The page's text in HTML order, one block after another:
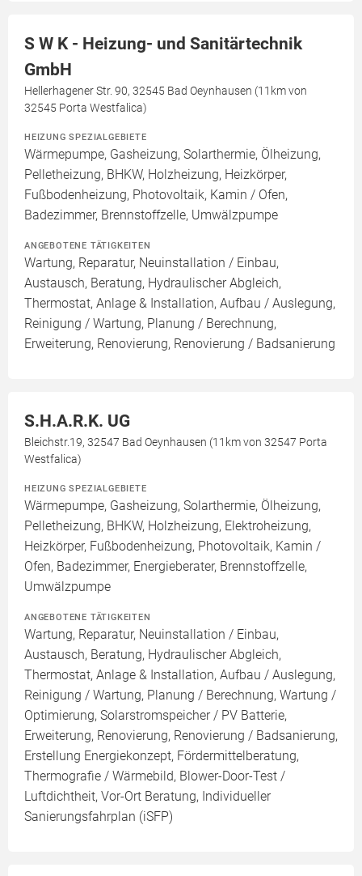
S W K - Heizung- und Sanitärtechnik
GmbH
Hellerhagener Str. 90, 32545 Bad Oeynhausen (11km von
32545 Porta Westfalica)
HEIZUNG SPEZIALGEBIETE
Wärmepumpe, Gasheizung, Solarthermie, Ölheizung,
Pelletheizung, BHKW, Holzheizung, Heizkörper,
Fußbodenheizung, Photovoltaik, Kamin / Ofen,
Badezimmer, Brennstoffzelle, Umwälzpumpe
ANGEBOTENE TÄTIGKEITEN
Wartung, Reparatur, Neuinstallation / Einbau,
Austausch, Beratung, Hydraulischer Abgleich,
Thermostat, Anlage & Installation, Aufbau / Auslegung,
Reinigung / Wartung, Planung / Berechnung,
Erweiterung, Renovierung, Renovierung / Badsanierung
S.H.A.R.K. UG
Bleichstr.19, 32547 Bad Oeynhausen (11km von 32547 Porta
Westfalica)
HEIZUNG SPEZIALGEBIETE
Wärmepumpe, Gasheizung, Solarthermie, Ölheizung,
Pelletheizung, BHKW, Holzheizung, Elektroheizung,
Heizkörper, Fußbodenheizung, Photovoltaik, Kamin /
Ofen, Badezimmer, Energieberater, Brennstoffzelle,
Umwälzpumpe
ANGEBOTENE TÄTIGKEITEN
Wartung, Reparatur, Neuinstallation / Einbau,
Austausch, Beratung, Hydraulischer Abgleich,
Thermostat, Anlage & Installation, Aufbau / Auslegung,
Reinigung / Wartung, Planung / Berechnung, Wartung /
Optimierung, Solarstromspeicher / PV Batterie,
Erweiterung, Renovierung, Renovierung / Badsanierung,
Erstellung Energiekonzept, Fördermittelberatung,
Thermografie / Wärmebild, Blower-Door-Test /
Luftdichtheit, Vor-Ort Beratung, Individueller
Sanierungsfahrplan (iSFP)